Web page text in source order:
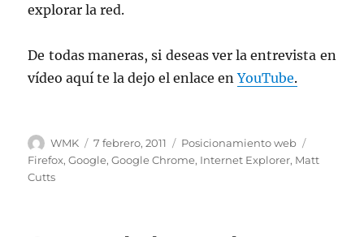
explorar la red.
De todas maneras, si deseas ver la entrevista en
vídeo aquí te la dejo el enlace enYouTube.
Autor
WMK
Publicado
el
7 febrero, 2011 Categorías
Posicionamiento web
Firefox,Google,Google Chrome, Internet Explorer, Matt
Cutts